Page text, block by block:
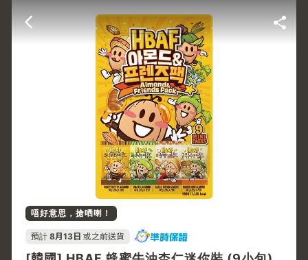
唔好意思，搶哂喇！
預計 8月13日 或之前送貨